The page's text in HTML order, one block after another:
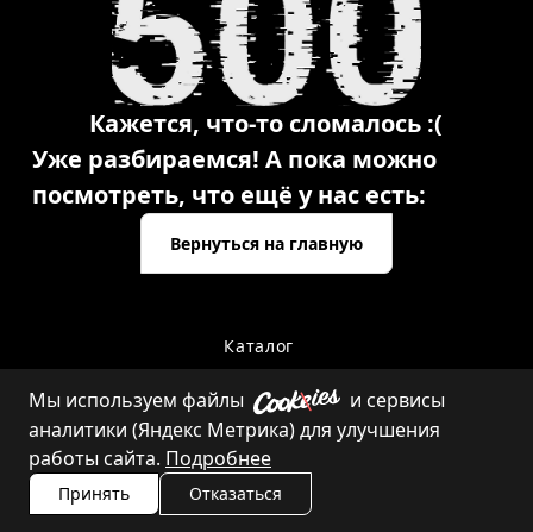
Кажется, что-то сломалось :(
Уже разбираемся! А пока можно
посмотреть, что ещё у нас есть:
Вернуться на главную
Каталог
Контакты
Мы используем файлы
и сервисы
аналитики (Яндекс Метрика) для улучшения
работы сайта. Подробнее
Принять Отказаться